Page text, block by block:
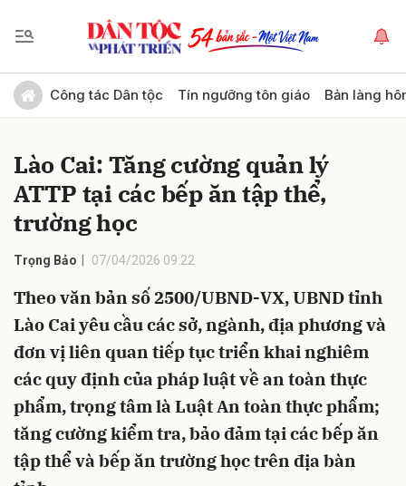
Công tác Dân tộc Tín ngưỡng tôn giáo Bản làng
Lào Cai: Tăng cường quản lý
ATTP tại các bếp ăn tập thể,
trường học
Trọng Bảo 07/04/2026 09:22
Theo văn bản số 2500/UBND-VX, UBND tỉnh
Lào Cai yêu cầu các sở, ngành, địa phương và
đơn vị liên quan tiếp tục triển khai nghiêm
các quy định của pháp luật về an toàn thực
phẩm, trọng tâm là Luật An toàn thực phẩm;
tăng cường kiểm tra, bảo đảm tại các bếp ăn
tập thể và bếp ăn trường học trên địa bàn
Gửi bình luận